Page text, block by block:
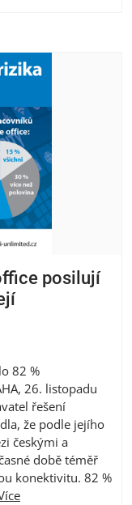
posilují
82 %
26. listopadu
řešení
že podle jejího
českými a
době téměř
konektivitu. 82 %